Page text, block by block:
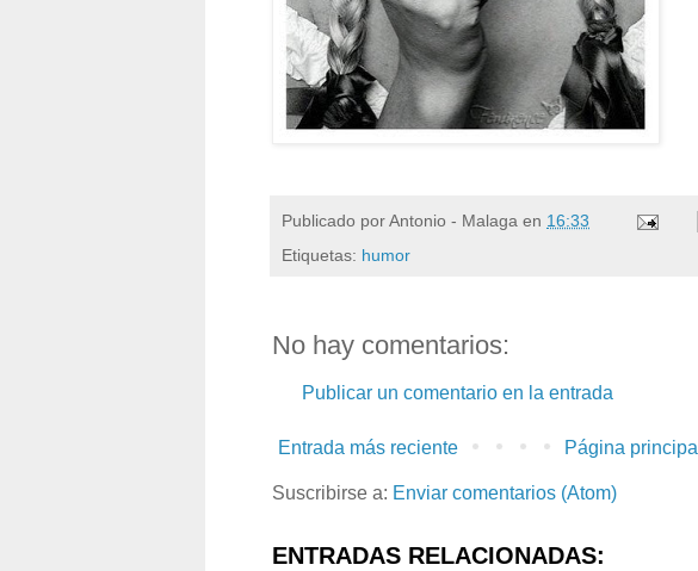
Publicado porAntonio - Malaga en 16:33
Etiquetas: humor
No hay comentarios:
Publicar un comentario en la entrada
Entrada más reciente Página principal
Suscribirse a: Enviar comentarios (Atom)
ENTRADAS RELACIONADAS: